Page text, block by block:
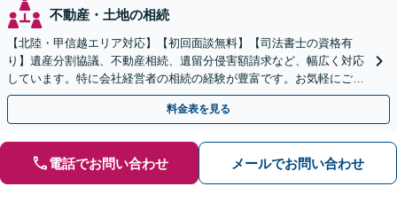
不動産・土地の相続
【北陸・甲信越エリア対応】【初回面談無料】【司法書士の資格有
り】遺産分割協議、不動産相続、遺留分侵害額請求など、幅広く対応
しています。特に会社経営者の相続の経験が豊富です。お気軽にご相
談ください。【休日・夜間面談可】【オンライン面談可】
料金表を見る
電話でお問い合わせ メールでお問い合わせ